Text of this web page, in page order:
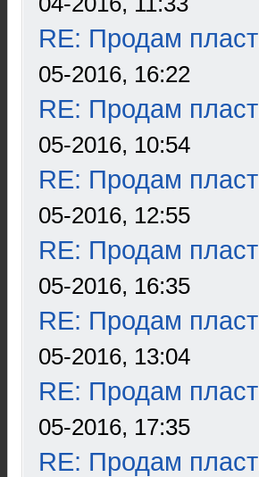
RE: Продам
05-2016, 16:22
RE: Продам
05-2016, 10:54
RE: Продам
05-2016, 12:55
RE: Продам
05-2016, 16:35
RE: Продам
05-2016, 13:04
RE: Продам
05-2016, 17:35
RE: Продам